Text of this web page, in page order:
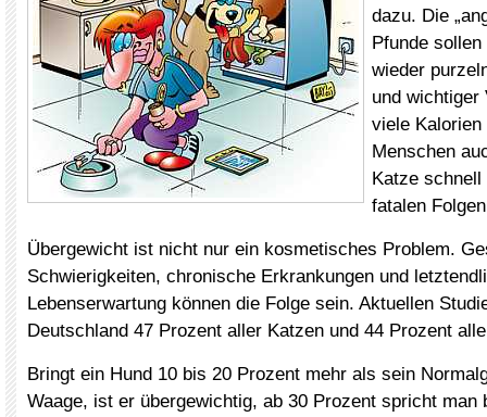
dazu. Die
Pfunde
wieder
und wichtiger
viele
Menschen
Katze
fatalen
Übergewicht ist nicht nur ein kosmetisches Problem.
Schwierigkeiten, chronische Erkrankungen und
Lebenserwartung können die Folge sein. Aktuellen
Deutschland 47 Prozent aller Katzen und 44 Prozent
Bringt ein Hund 10 bis 20 Prozent mehr als sein
Waage, ist er übergewichtig, ab 30 Prozent spricht man